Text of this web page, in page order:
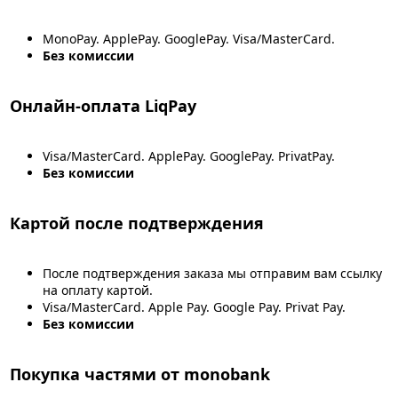
MonoPay. ApplePay. GooglePay. Visa/MasterCard.
Без комиссии
Онлайн-оплата LiqPay
Visa/MasterCard. ApplePay. GooglePay. PrivatPay.
Без комиссии
Картой после подтверждения
После подтверждения заказа мы отправим вам ссылку
на оплату картой.
Visa/MasterCard. Apple Pay. Google Pay. Privat Pay.
Без комиссии
Покупка частями от monobank